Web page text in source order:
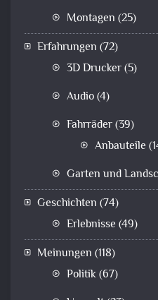
Montagen (25)
Erfahrungen (72)
3D Drucker(5)
Audio(4)
Fahrräder(39)
Anbauteile
Garten und
Geschichten (74)
Erlebnisse (49)
Meinungen (118)
Politik(67)